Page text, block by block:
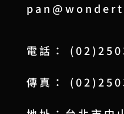
電話：
傳真：